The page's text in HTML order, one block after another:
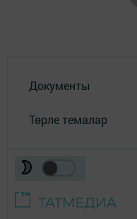
Документы
Төрле темалар